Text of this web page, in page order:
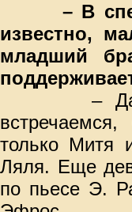
– В
известно,
младший
– Да, но
только Митя
Ляля. Еще
по пьесе Э.